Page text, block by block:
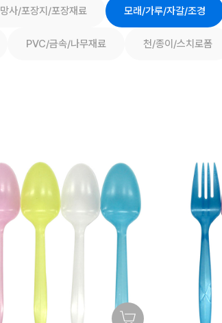
망사/포장지/포장재료 모래/가루/자갈/조경
PVC/금속/나무재료 천/종이/스치로폼